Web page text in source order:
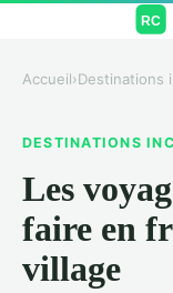
Accueil›Destinations
DESTINATIONS
Les
faire en
village